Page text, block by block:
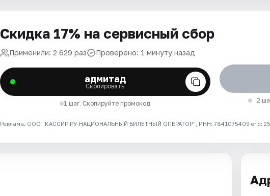
Скидка 17% на сервисный сбор
Применили: 2 629 раз Проверено: 1 минуту назад
адмитад
Скопировать
1 шаг. Скопируйте промокод
2
Реклама. ООО "КАССИР.РУ-НАЦИОНАЛЬНЫЙ БИЛЕТНЫЙ ОПЕРАТОР", ИНН: 7841075409 erid: